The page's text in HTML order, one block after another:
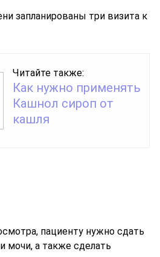
запланированы три визита к
Читайте также:
Как нужно применять
Кашнол сироп от
кашля
пациенту нужно сдать
мочи, а также сделать